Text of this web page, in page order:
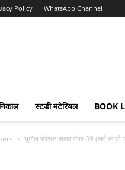
Policy WhatsApp Channel
स्टडी मटेरियल BOOK
भूगोल स्पेशल सराव पेपर 69 (सर्व स्पर्धा